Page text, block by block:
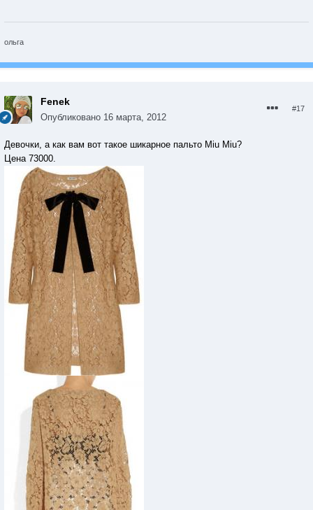
ольга
Fenek
Опубликовано 16 марта, 2012
#17
Девочки, а как вам вот такое шикарное пальто Miu Miu?
Цена 73000.